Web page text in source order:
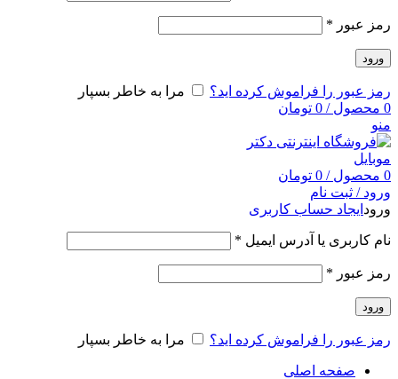
رمز عبور *
ورود
رمز عبور را فراموش کرده اید؟
مرا به خاطر بسپار
0 محصول /
0 تومان
منو
0 محصول /
0 تومان
ورود / ثبت نام
ورود ایجاد حساب کاربری
نام کاربری یا آدرس ایمیل *
رمز عبور *
ورود
رمز عبور را فراموش کرده اید؟ مرا به خاطر بسپار
صفحه اصلی